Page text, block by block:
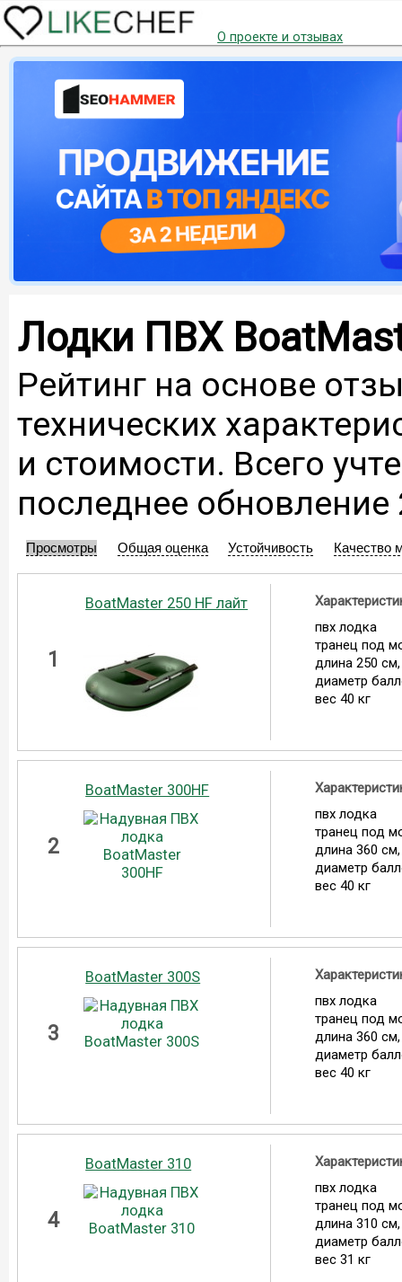
О проекте и отзывах
Лодки ПВХ
Рейтинг на основе
технических
и стоимости. Всего
последнее обновление
Просмотры Общая оценка Устойчивость Качество
1
BoatMaster 250 HF лайт
пвх лодка
транец под
длина 250
диаметр
вес 40 кг
2
BoatMaster 300HF
пвх лодка
транец под
длина 360
диаметр
вес 40 кг
3
BoatMaster 300S
пвх лодка
транец под
длина 360
диаметр
вес 40 кг
4
BoatMaster 310
пвх лодка
транец под
длина 310
диаметр
вес 31 кг